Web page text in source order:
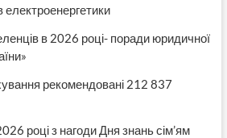
електроенергетики
в 2026 році- поради юридичної
рекомендовані 212 837
році з нагоди Дня знань сім’ям